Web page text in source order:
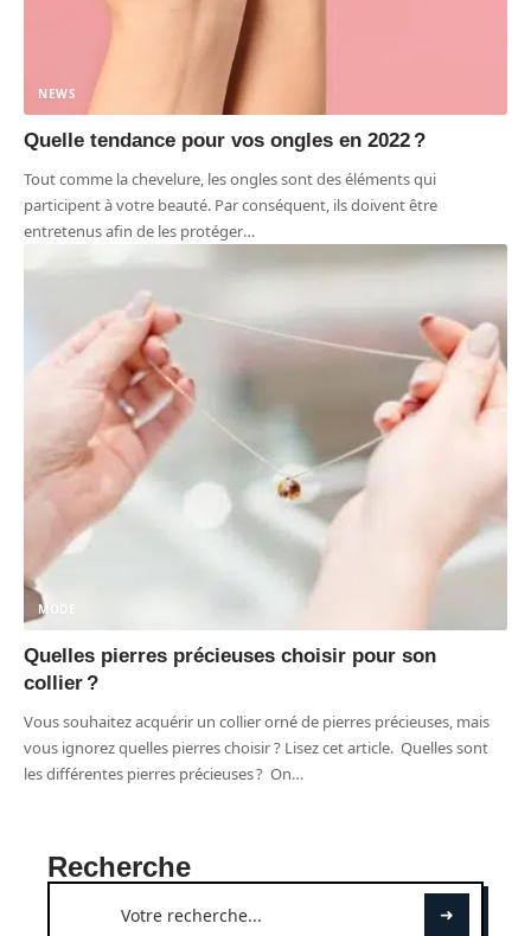
NEWS
Quelle tendance pour vos ongles en 2022 ?
Tout comme la chevelure, les ongles sont des éléments qui
participent à votre beauté. Par conséquent, ils doivent être
entretenus afin de les protéger…
MODE
Quelles pierres précieuses choisir pour son
collier ?
Vous souhaitez acquérir un collier orné de pierres précieuses, mais
vous ignorez quelles pierres choisir ? Lisez cet article. Quelles sont
les différentes pierres précieuses ? On…
Recherche